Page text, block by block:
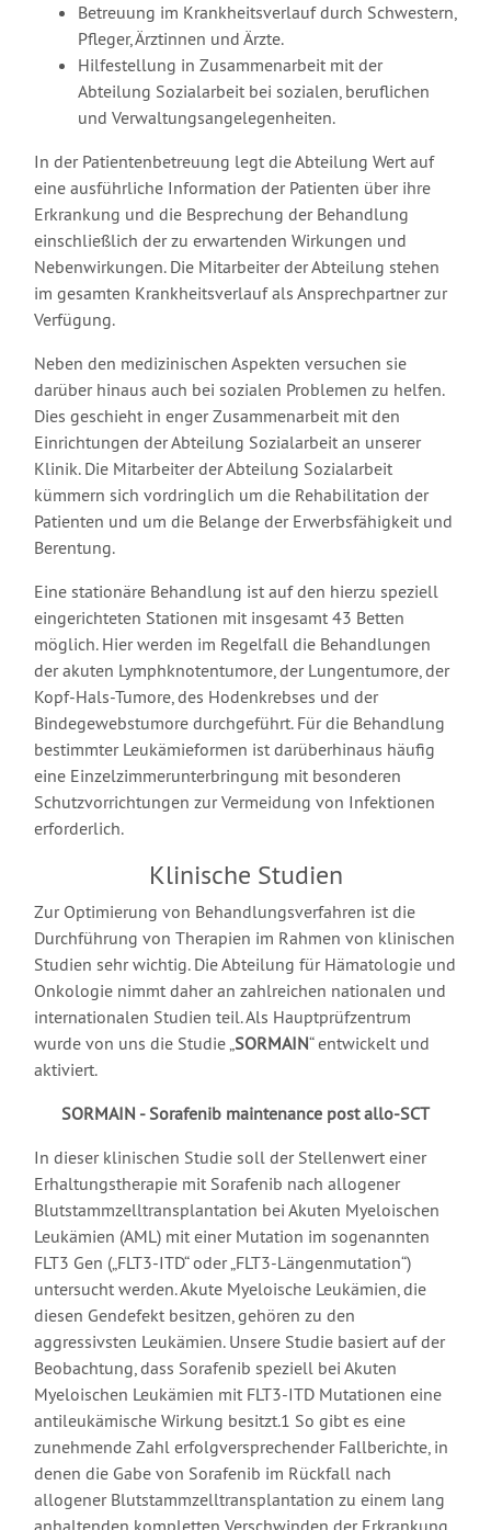
Betreuung im Krankheitsverlauf durch Schwestern,
Pfleger, Ärztinnen und Ärzte.
Hilfestellung in Zusammenarbeit mit der
Abteilung Sozialarbeit bei sozialen, beruflichen
und Verwaltungsangelegenheiten.
In der Patientenbetreuung legt die Abteilung Wert auf
eine ausführliche Information der Patienten über ihre
Erkrankung und die Besprechung der Behandlung
einschließlich der zu erwartenden Wirkungen und
Nebenwirkungen. Die Mitarbeiter der Abteilung stehen
im gesamten Krankheitsverlauf als Ansprechpartner zur
Verfügung.
Neben den medizinischen Aspekten versuchen sie
darüber hinaus auch bei sozialen Problemen zu helfen.
Dies geschieht in enger Zusammenarbeit mit den
Einrichtungen der Abteilung Sozialarbeit an unserer
Klinik. Die Mitarbeiter der Abteilung Sozialarbeit
kümmern sich vordringlich um die Rehabilitation der
Patienten und um die Belange der Erwerbsfähigkeit und
Berentung.
Eine stationäre Behandlung ist auf den hierzu speziell
eingerichteten Stationen mit insgesamt 43 Betten
möglich. Hier werden im Regelfall die Behandlungen
der akuten Lymphknotentumore, der Lungentumore, der
Kopf-Hals-Tumore, des Hodenkrebses und der
Bindegewebstumore durchgeführt. Für die Behandlung
bestimmter Leukämieformen ist darüberhinaus häufig
eine Einzelzimmerunterbringung mit besonderen
Schutzvorrichtungen zur Vermeidung von Infektionen
erforderlich.
Klinische Studien
Zur Optimierung von Behandlungsverfahren ist die
Durchführung von Therapien im Rahmen von klinischen
Studien sehr wichtig. Die Abteilung für Hämatologie und
Onkologie nimmt daher an zahlreichen nationalen und
internationalen Studien teil. Als Hauptprüfzentrum
wurde von uns die Studie „SORMAIN“ entwickelt und
aktiviert.
SORMAIN - Sorafenib maintenance post allo-SCT
In dieser klinischen Studie soll der Stellenwert einer
Erhaltungstherapie mit Sorafenib nach allogener
Blutstammzelltransplantation bei Akuten Myeloischen
Leukämien (AML) mit einer Mutation im sogenannten
FLT3 Gen („FLT3-ITD“ oder „FLT3-Längenmutation“)
untersucht werden. Akute Myeloische Leukämien, die
diesen Gendefekt besitzen, gehören zu den
aggressivsten Leukämien. Unsere Studie basiert auf der
Beobachtung, dass Sorafenib speziell bei Akuten
Myeloischen Leukämien mit FLT3-ITD Mutationen eine
antileukämische Wirkung besitzt.1 So gibt es eine
zunehmende Zahl erfolgversprechender Fallberichte, in
denen die Gabe von Sorafenib im Rückfall nach
allogener Blutstammzelltransplantation zu einem lang